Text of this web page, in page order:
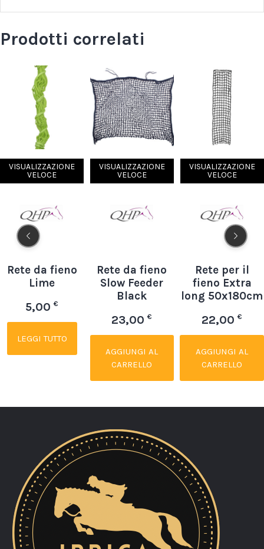
Prodotti correlati
VISUALIZZAZIONE
VELOCE
Rete da fieno
Lime
5,00€
LEGGI TUTTO
VISUALIZZAZIONE
VELOCE
Rete da fieno
Slow Feeder
Black
23,00€
AGGIUNGI AL
CARRELLO
VISUALIZZAZIONE
VELOCE
Rete per il
fieno Extra
long 50x180cm
22,00€
AGGIUNGI AL
CARRELLO